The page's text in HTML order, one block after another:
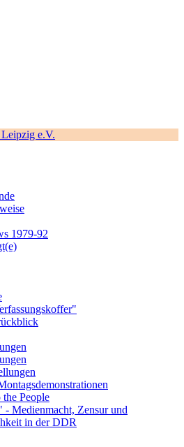
1979-92
People
- Medienmacht, Zensur und
in der DDR